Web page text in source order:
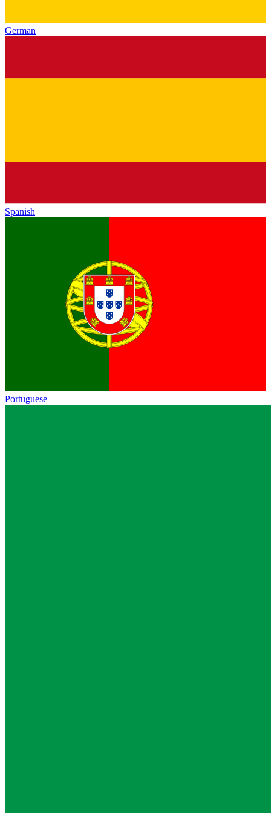
German
Spanish
Portuguese